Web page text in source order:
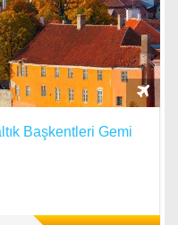
Başkentleri Gemi